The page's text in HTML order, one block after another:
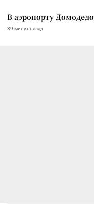
В аэропорту
39 минут назад